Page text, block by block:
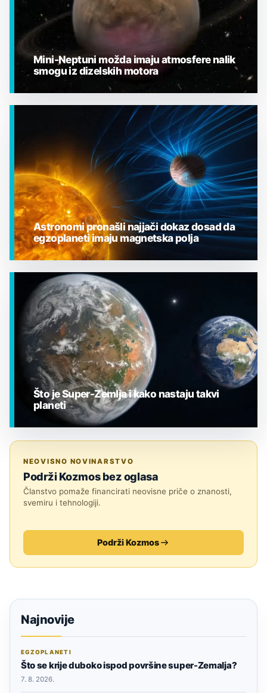
Mini-Neptuni možda imaju atmosfere nalik
smogu iz dizelskih motora
EGZOPLANETI
Astronomi pronašli najjači dokaz dosad da
egzoplaneti imaju magnetska polja
Što je Super-Zemlja i kako nastaju takvi
planeti
NEOVISNO NOVINARSTVO
Podrži Kozmos bez oglasa
Članstvo pomaže financirati neovisne priče o znanosti,
svemiru i tehnologiji.
Podrži Kozmos
Najnovije
EGZOPLANETI
Što se krije duboko ispod površine super-Zemalja?
7. 8. 2026.